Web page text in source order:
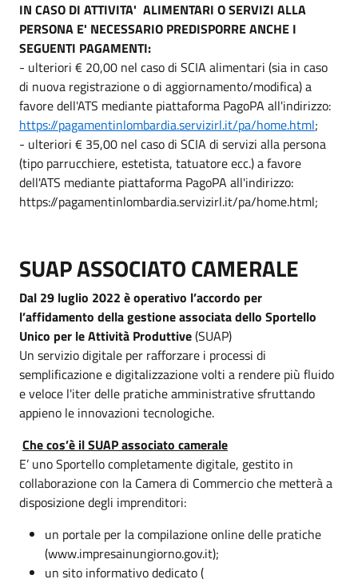
IN CASO DI ATTIVITA' ALIMENTARI O SERVIZI ALLA
PERSONA E' NECESSARIO PREDISPORRE ANCHE I
SEGUENTI PAGAMENTI:
- ulteriori € 20,00 nel caso di SCIA alimentari (sia in caso
di nuova registrazione o di aggiornamento/modifica) a
favore dell'ATS mediante piattaforma PagoPA all'indirizzo:
https://pagamentinlombardia.servizirl.it/pa/home.html;
- ulteriori € 35,00 nel caso di SCIA di servizi alla persona
(tipo parrucchiere, estetista, tatuatore ecc.) a favore
dell'ATS mediante piattaforma PagoPA all'indirizzo:
https://pagamentinlombardia.servizirl.it/pa/home.html;
SUAP ASSOCIATO CAMERALE
Dal 29 luglio 2022 è operativo l’accordo per
l’affidamento della gestione associata dello Sportello
Unico per le Attività Produttive(SUAP)
Un servizio digitale per rafforzare i processi di
semplificazione e digitalizzazione volti a rendere più fluido
e veloce l'iter delle pratiche amministrative sfruttando
appieno le innovazioni tecnologiche.
Che cos’è il SUAP associato camerale
E’ uno Sportello completamente digitale, gestito in
collaborazione con la Camera di Commercio che metterà a
disposizione degli imprenditori:
un portale per la compilazione online delle pratiche
(www.impresainungiorno.gov.it);
un sito informativo dedicato (